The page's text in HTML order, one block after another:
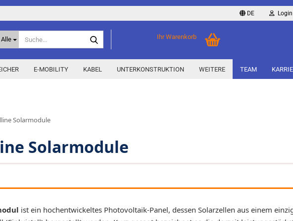
DE Login
Alle Ihr Warenkorb
Storage M
E-MOBILITY KABEL UNTERKONSTRUKTION TEAM
WEITERE
Epax Deals
Neu / Coming soon
Solarmodule
Solarmodule
ist ein hochentwickeltes Photovoltaik-Panel, dessen Solarzellen aus einem